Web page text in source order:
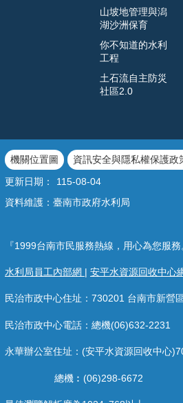
山坡地管理與潟
湖沙洲保育
你不知道的水利
工程
土石流自主防災
社區2.0
機關位置圖 資訊安全與隱私權保護政
更新日期：
115-08-04
資料維護：臺南市政府水利局
『1999台南市民服務熱線，用心為您服
水利局員工內部網 | 安平水資源回收中心
民治市政中心住址：730201 台南市新營
民治市政中心電話：總機(06)632-2231
永華辦公室住址：(安平水資源回收中心
總機︰(06)298-6672